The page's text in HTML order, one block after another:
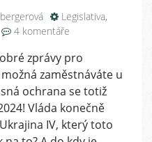
Legislativa,
4 komentáře
s
názvem
Lex
Ukrajina
Možnost
zprávy pro
zaměstnáváte u
ochrana se totiž
Vláda konečně
IV, který toto